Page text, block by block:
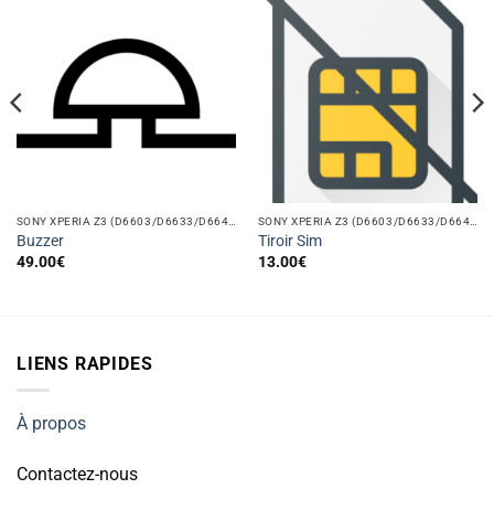
Buzzer
49.00€
Tiroir Sim
13.00€
LIENS RAPIDES
À propos
Contactez-nous